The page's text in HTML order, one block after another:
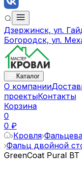
Дзержинск, ул.
Богородск, ул.
Каталог
О компании
проектыКонтакты
Корзина
0
0 ₽
Кровля
Фальц двoйной
GreenCoat Pural BT